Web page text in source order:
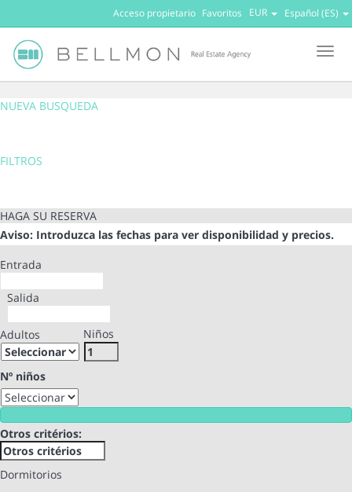
Español (ES)
EUR
Favoritos
Acceso propietario
NUEVA BUSQUEDA
FILTROS
HAGA SU RESERVA
Aviso: Introduzca las fechas para ver disponibilidad y precios.
Entrada
Salida
Adultos Niños
Nº niños
Otros critérios:
Dormitorios